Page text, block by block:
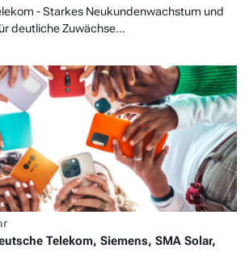
- Starkes Neukundenwachstum und
deutliche Zuwächse...
Telekom, Siemens, SMA Solar,